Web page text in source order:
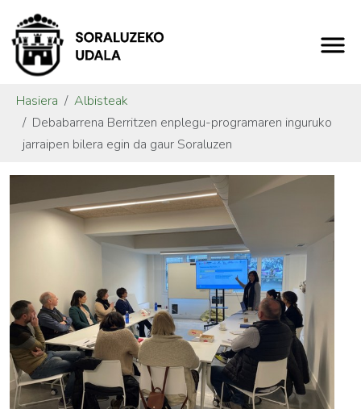
Hasiera
Albisteak
Debabarrena Berritzen enplegu-programaren inguruko
jarraipen bilera egin da gaur Soraluzen